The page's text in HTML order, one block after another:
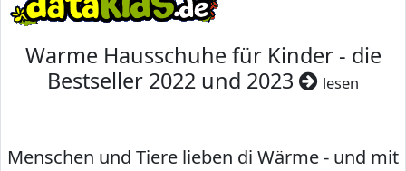
Warme Hausschuhe für Kinder - die
Bestseller 2022 und 2023
lesen
Menschen und Tiere lieben di Wärme - und mit